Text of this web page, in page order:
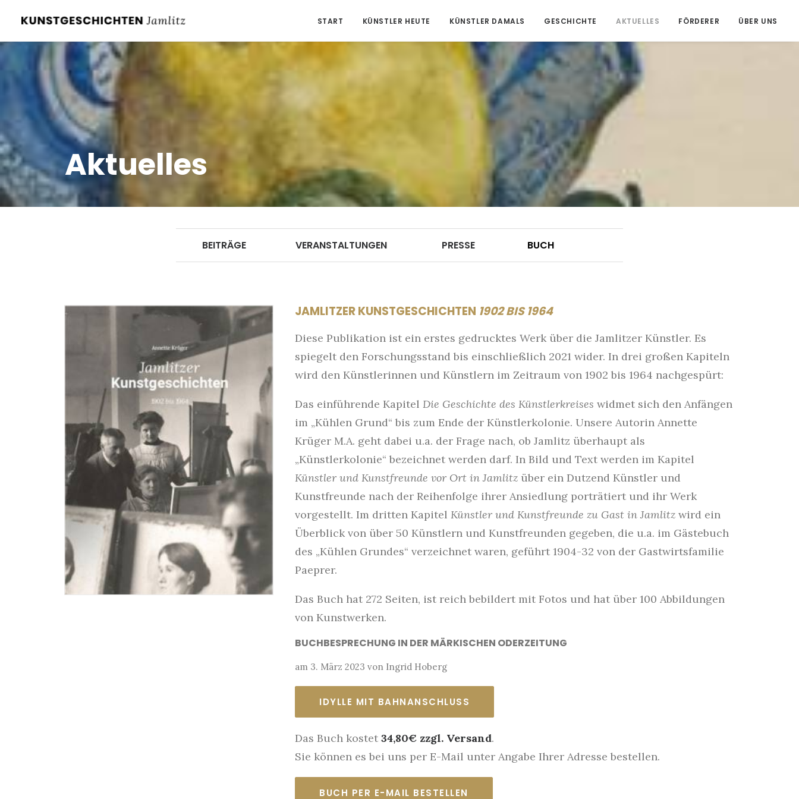
START KÜNSTLER HEUTE KÜNSTLER DAMALS GESCHICHTE AKTUELLES FÖRDERER ÜBER UNS
Aktuelles
BEITRÄGE VERANSTALTUNGEN PRESSE BUCH
JAMLITZER KUNSTGESCHICHTEN 1902 BIS 1964
Diese Publikation ist ein erstes gedrucktes Werk über die Jamlitzer Künstler. Es
spiegelt den Forschungsstand bis einschließlich 2021 wider. In drei großen Kapiteln
wird den Künstlerinnen und Künstlern im Zeitraum von 1902 bis 1964 nachgespürt:
Das einführende Kapitel Die Geschichte des Künstlerkreises widmet sich den Anfängen
im „Kühlen Grund“ bis zum Ende der Künstlerkolonie. Unsere Autorin Annette
Krüger M.A. geht dabei u.a. der Frage nach, ob Jamlitz überhaupt als
„Künstlerkolonie“ bezeichnet werden darf. In Bild und Text werden im Kapitel
Künstler und Kunstfreunde vor Ort in Jamlitz über ein Dutzend Künstler und
Kunstfreunde nach der Reihenfolge ihrer Ansiedlung porträtiert und ihr Werk
vorgestellt. Im dritten Kapitel Künstler und Kunstfreunde zu Gast in Jamlitz wird ein
Überblick von über 50 Künstlern und Kunstfreunden gegeben, die u.a. im Gästebuch
des „Kühlen Grundes“ verzeichnet waren, geführt 1904-32 von der Gastwirtsfamilie
Paeprer.
Das Buch hat 272 Seiten, ist reich bebildert mit Fotos und hat über 100 Abbildungen
von Kunstwerken.
BUCHBESPRECHUNG IN DER MÄRKISCHEN ODERZEITUNG
am 3. März 2023 von Ingrid Hoberg
IDYLLE MIT BAHNANSCHLUSS
Das Buch kostet 34,80€ zzgl. Versand.
Sie können es bei uns per E-Mail unter Angabe Ihrer Adresse bestellen.
BUCH PER E-MAIL BESTELLEN